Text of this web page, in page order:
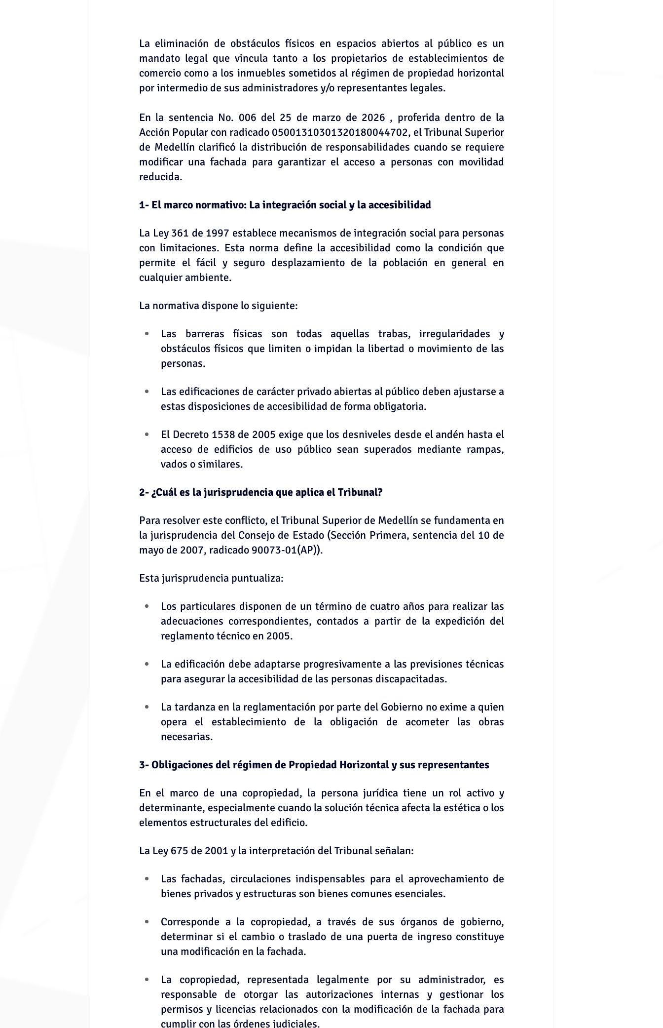
La eliminación de obstáculos físicos en espacios abiertos al público es un
mandato legal que vincula tanto a los propietarios de establecimientos de
comercio como a los inmuebles sometidos al régimen de propiedad horizontal
por intermedio de sus administradores y/o representantes legales.
En la sentencia No. 006 del 25 de marzo de 2026 , proferida dentro de la
Acción Popular con radicado 05001310301320180044702, el Tribunal Superior
de Medellín clarificó la distribución de responsabilidades cuando se requiere
modificar una fachada para garantizar el acceso a personas con movilidad
reducida.
1- El marco normativo: La integración social y la accesibilidad
La Ley 361 de 1997 establece mecanismos de integración social para personas
con limitaciones. Esta norma define la accesibilidad como la condición que
permite el fácil y seguro desplazamiento de la población en general en
cualquier ambiente.
La normativa dispone lo siguiente:
Las barreras físicas son todas aquellas trabas, irregularidades y
obstáculos físicos que limiten o impidan la libertad o movimiento de las
personas.
Las edificaciones de carácter privado abiertas al público deben ajustarse a
estas disposiciones de accesibilidad de forma obligatoria.
El Decreto 1538 de 2005 exige que los desniveles desde el andén hasta el
acceso de edificios de uso público sean superados mediante rampas,
vados o similares.
2- ¿Cuál es la jurisprudencia que aplica el Tribunal?
Para resolver este conflicto, el Tribunal Superior de Medellín se fundamenta en
la jurisprudencia del Consejo de Estado (Sección Primera, sentencia del 10 de
mayo de 2007, radicado 90073-01(AP)).
Esta jurisprudencia puntualiza:
Los particulares disponen de un término de cuatro años para realizar las
adecuaciones correspondientes, contados a partir de la expedición del
reglamento técnico en 2005.
La edificación debe adaptarse progresivamente a las previsiones técnicas
para asegurar la accesibilidad de las personas discapacitadas.
La tardanza en la reglamentación por parte del Gobierno no exime a quien
opera el establecimiento de la obligación de acometer las obras
necesarias.
3- Obligaciones del régimen de Propiedad Horizontal y sus representantes
En el marco de una copropiedad, la persona jurídica tiene un rol activo y
determinante, especialmente cuando la solución técnica afecta la estética o los
elementos estructurales del edificio.
La Ley 675 de 2001 y la interpretación del Tribunal señalan:
Las fachadas, circulaciones indispensables para el aprovechamiento de
bienes privados y estructuras son bienes comunes esenciales.
Corresponde a la copropiedad, a través de sus órganos de gobierno,
determinar si el cambio o traslado de una puerta de ingreso constituye
una modificación en la fachada.
La copropiedad, representada legalmente por su administrador, es
responsable de otorgar las autorizaciones internas y gestionar los
permisos y licencias relacionados con la modificación de la fachada para
cumplir con las órdenes judiciales.